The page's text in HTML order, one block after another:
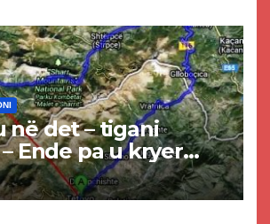
në det – tigani
Ende pa u kryer
tunelit, komuna e
nis punimet për